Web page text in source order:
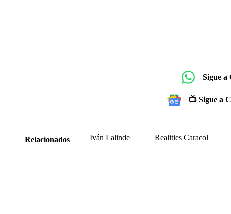
Sigue
📺 Sigue a
Relacionados Iván Lalinde Realities Caracol